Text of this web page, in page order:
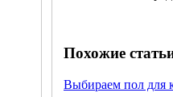
Похожие
Выбираем пол для